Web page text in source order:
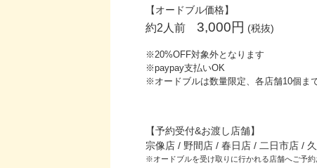
【オードブル価格】
約2人前 3,000円 (税抜)
※20%OFF対象外となります
※paypay支払いOK
※オードブルは数量限定、各店舗10個ま
【予約受付&お渡し店舗】
宗像店 / 野間店 / 春日店 / 二日市店 /
※オードブルを受け取りに行かれる店舗へご予約